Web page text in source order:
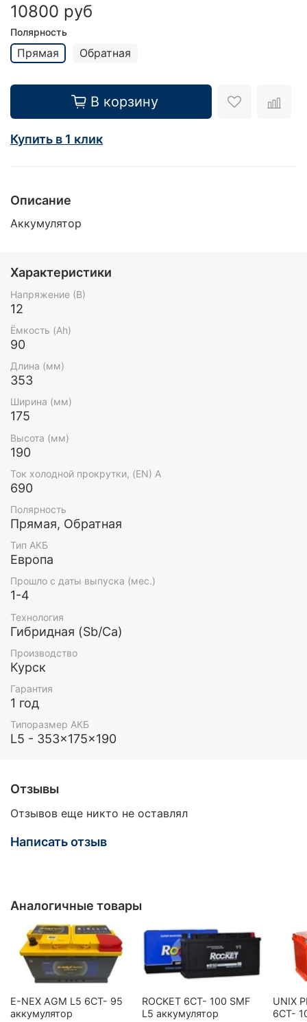
10800 руб
Полярность
Прямая Обратная
В корзину
Купить в 1 клик
Описание
Аккумулятор
Характеристики
Напряжение (В)
12
Ёмкость (Ah)
90
Длина (мм)
353
Ширина (мм)
175
Высота (мм)
190
Ток холодной прокрутки, (EN) А
690
Полярность
Прямая, Обратная
Тип АКБ
Европа
Прошло с даты выпуска (мес.)
1-4
Технология
Гибридная (Sb/Ca)
Производство
Курск
Гарантия
1 год
Типоразмер АКБ
L5 - 353x175x190
Отзывы
Отзывов еще никто не оставлял
Написать отзыв
Аналогичные товары
E-NEX AGM L5 6CT- 95
аккумулятор
ROCKET 6CT- 100 SMF
L5 аккумулятор
UNIX
6СТ-